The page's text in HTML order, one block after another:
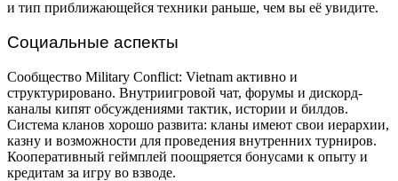
и тип приближающейся техники раньше, чем вы её увидите.
Социальные аспекты
Сообщество Military Conflict: Vietnam активно и
структурировано. Внутриигровой чат, форумы и дискорд-
каналы кипят обсуждениями тактик, истории и билдов.
Система кланов хорошо развита: кланы имеют свои иерархии,
казну и возможности для проведения внутренних турниров.
Кооперативный геймплей поощряется бонусами к опыту и
кредитам за игру во взводе.